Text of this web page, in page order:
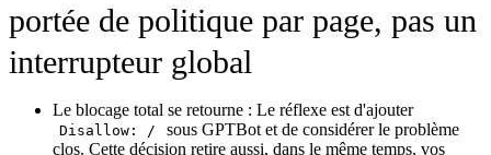
portée de politique par page, pas un
interrupteur global
Le blocage total se retourne : Le réflexe est d'ajouter
Disallow: /
sous GPTBot et de considérer le problème
clos. Cette décision retire aussi, dans le même temps, vos